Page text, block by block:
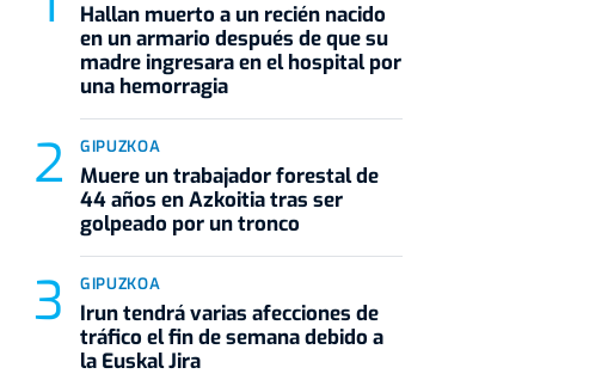
Hallan muerto a un recién nacido
en un armario después de que su
madre ingresara en el hospital por
una hemorragia
GIPUZKOA
Muere un trabajador forestal de
44 años en Azkoitia tras ser
golpeado por un tronco
GIPUZKOA
Irun tendrá varias afecciones de
tráfico el fin de semana debido a
la Euskal Jira